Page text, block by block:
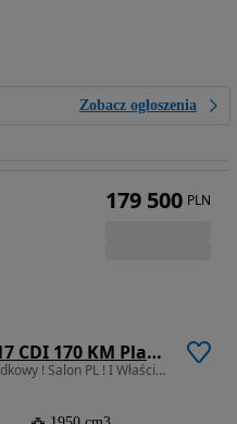
Zobacz ogłoszenia
Mercedes-Benz Sprinter 517 CDI 170 KM Plandeka 12 E.Palet 5520 mm Dł. Skrzynia 2453 mm Szeroka TYLNE DRZWI KONTENEROWE Rozstaw Osi 4325 mm DMC 3500 Kg Ładowność 823 Kg WZMACNIANY Załadunek Wysokość Rampowa AMAZON Kabina Sypialniana SPOJKAR SPOJTRAK XL Nowy Nie Używany Gotowy Dostępny OKAZJA
1950 cm3 • 170 KM • 100 % Bezwypadkowy ! Salon PL ! I Właściciel ! Gwarancja Przebiegu !
179 500 PLN